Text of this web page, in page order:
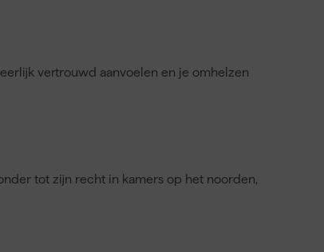
vertrouwd aanvoelen en je omhelzen
tot zijn recht in kamers op het noorden,